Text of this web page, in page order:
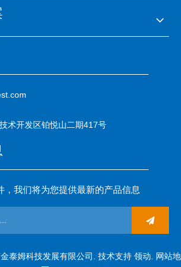
术开发区铂悦山二期417号
，我们将为您提供最新的产品信息
泰姆科技发展有限公司. 技术支持 领动. 网站地